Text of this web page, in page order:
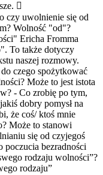

czy uwolnienie się od
Wolność "od"?
Ericha Fromma
To także dotyczy
naszej rozmowy.
czego spożytkować
Może to jest istota
- Co zrobię po tym,
dobry pomysł na
że coś/ ktoś mnie
Może to stanowi
się od czyjegoś
poczucia bezradności
rodzaju wolności”?
rodzaju”